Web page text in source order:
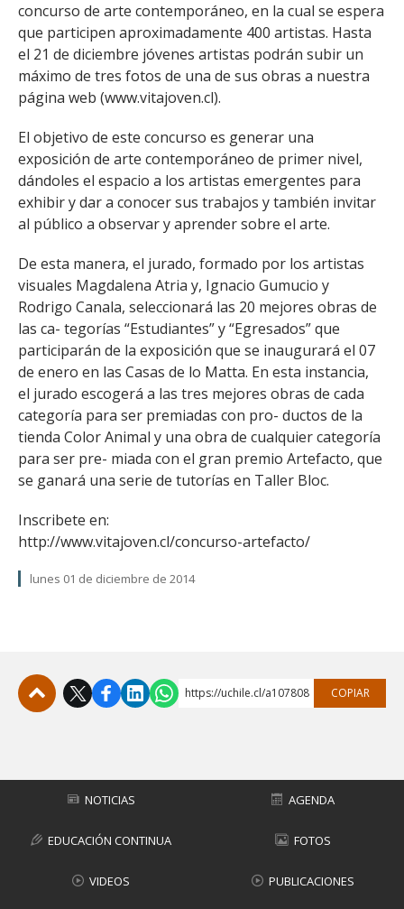
concurso de arte contemporáneo, en la cual se espera
que participen aproximadamente 400 artistas. Hasta
el 21 de diciembre jóvenes artistas podrán subir un
máximo de tres fotos de una de sus obras a nuestra
página web (www.vitajoven.cl).
El objetivo de este concurso es generar una
exposición de arte contemporáneo de primer nivel,
dándoles el espacio a los artistas emergentes para
exhibir y dar a conocer sus trabajos y también invitar
al público a observar y aprender sobre el arte.
De esta manera, el jurado, formado por los artistas
visuales Magdalena Atria y, Ignacio Gumucio y
Rodrigo Canala, seleccionará las 20 mejores obras de
las ca- tegorías “Estudiantes” y “Egresados” que
participarán de la exposición que se inaugurará el 07
de enero en las Casas de lo Matta. En esta instancia,
el jurado escogerá a las tres mejores obras de cada
categoría para ser premiadas con pro- ductos de la
tienda Color Animal y una obra de cualquier categoría
para ser pre- miada con el gran premio Artefacto, que
se ganará una serie de tutorías en Taller Bloc.
Inscribete en:
http://www.vitajoven.cl/concurso-artefacto/
lunes 01 de diciembre de 2014
https://uchile.cl/a107808 COPIAR
NOTICIAS AGENDA
EDUCACIÓN CONTINUA FOTOS
VIDEOS PUBLICACIONES